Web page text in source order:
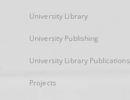
University Library
University Publishing
University Library Publications
Projects